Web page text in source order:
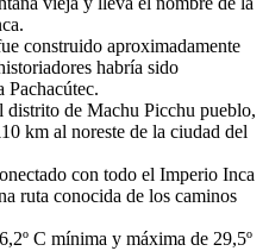
construido aproximadamente
habría sido
Pachacútec.
distrito de Machu Picchu pueblo,
km al noreste de la ciudad del
con todo el Imperio Inca
ruta conocida de los caminos
C mínima y máxima de 29,5º